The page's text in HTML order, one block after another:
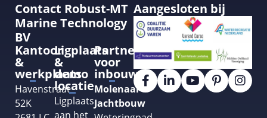
Contact Robust-MT
Marine Technology
BV
Kantoor
&
werkplaats
Havenstraat
52K
Ligplaats
&
demo
locatie
Ligplaats
aan het
Partner
voor
inbouw
Molenaar
Jachtbouw
Aangesloten bij